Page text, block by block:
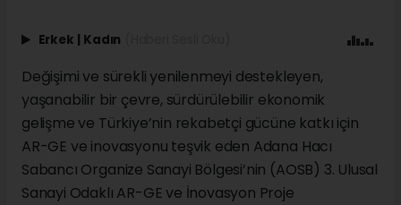
Erkek | Kadın
Değişimi ve sürekli yenilenmeyi destekleyen,
yaşanabilir bir çevre, sürdürülebilir ekonomik
gelişme ve Türkiye’nin rekabetçi gücüne katkı için
AR-GE ve inovasyonu teşvik eden Adana Hacı
Sabancı Organize Sanayi Bölgesi’nin (AOSB) 3. Ulusal
Sanayi Odaklı AR-GE ve İnovasyon Proje